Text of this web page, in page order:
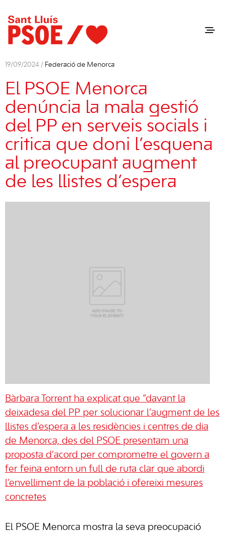
19/09/2024 / Federació de Menorca
El PSOE Menorca
denúncia la mala gestió
del PP en serveis socials i
critica que doni l’esquena
al preocupant augment
de les llistes d’espera
Bàrbara Torrent ha explicat que “davant la
deixadesa del PP per solucionar l’augment de les
llistes d’espera a les residències i centres de dia
de Menorca, des del PSOE presentam una
proposta d’acord per comprometre el govern a
fer feina entorn un full de ruta clar que abordi
l’envelliment de la població i ofereixi mesures
concretes
El PSOE Menorca mostra la seva preocupació